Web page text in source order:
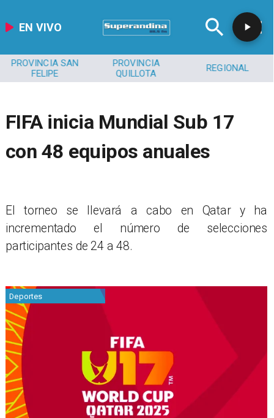
EN VIVO
PROVINCIA SAN
FELIPE
PROVINCIA
QUILLOTA
REGIONAL
FIFA inicia Mundial Sub 17
con 48 equipos anuales
El torneo se llevará a cabo en Qatar y ha
incrementado el número de selecciones
participantes de 24 a 48.
Deportes